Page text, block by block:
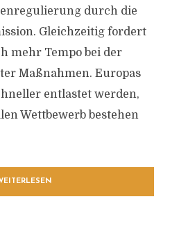
durch die
Gleichzeitig fordert
mehr Tempo bei der
Maßnahmen. Europas
entlastet werden,
Wettbewerb bestehen